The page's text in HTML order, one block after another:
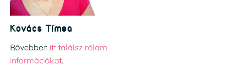
Kovács Tímea
Bővebben itt találsz rólam
információkat.